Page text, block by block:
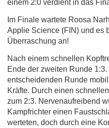
einem 2:0 verdient in das
Im Finale wartete Roosa
Applie Science (FIN) und es
Überraschung an!
Nach einem schnellen
Ende der zweiten Runde 1:3.
entscheidenden Runde
Kräfte. Durch einen
zum 2:3. Nervenaufreibend
Kampfrichter einen
werteten, doch durch eine